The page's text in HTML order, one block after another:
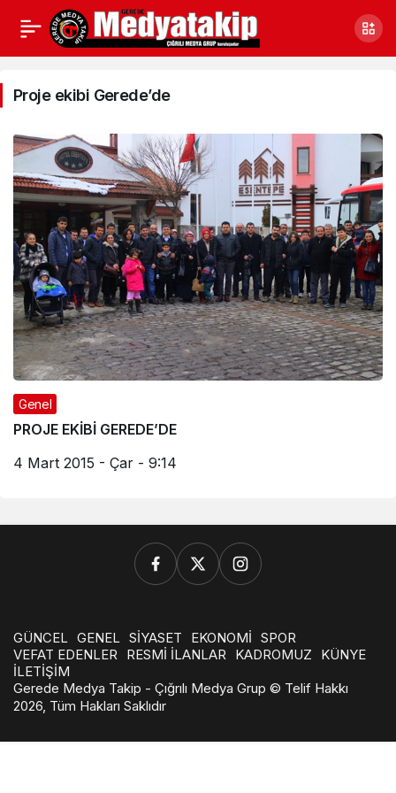
Proje
ekibi
Gerede’de
Haberleri
Proje ekibi Gerede’de
Genel
PROJE EKİBİ GEREDE’DE
4 Mart 2015 - Çar - 9:14
GÜNCEL GENEL SİYASET EKONOMİ SPOR
VEFAT EDENLER
RESMİ İLANLAR KADROMUZ
KÜNYE
İLETİŞİM
Gerede Medya Takip - Çığrılı Medya Grup © Telif Hakkı
2026, Tüm Hakları Saklıdır